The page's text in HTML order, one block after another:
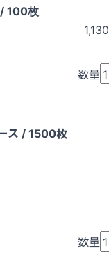
100枚
1,130
数量
ス / 1500枚
数量